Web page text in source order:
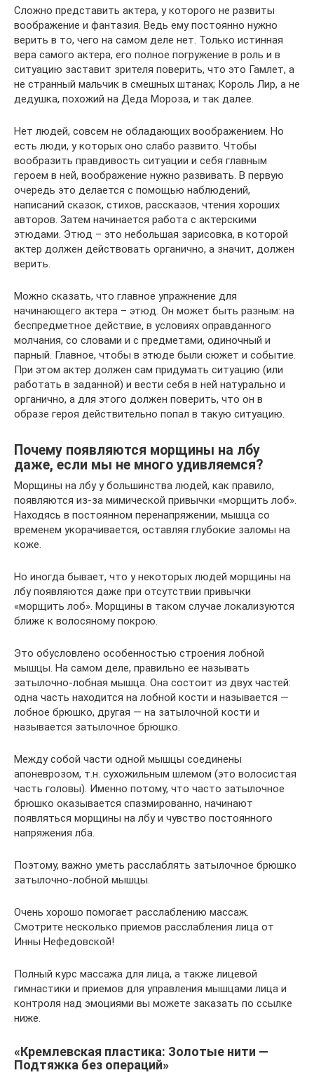
Сложно представить актера, у которого не развиты
воображение и фантазия. Ведь ему постоянно нужно
верить в то, чего на самом деле нет. Только истинная
вера самого актера, его полное погружение в роль и в
ситуацию заставит зрителя поверить, что это Гамлет, а
не странный мальчик в смешных штанах; Король Лир, а не
дедушка, похожий на Деда Мороза, и так далее.
Нет людей, совсем не обладающих воображением. Но
есть люди, у которых оно слабо развито. Чтобы
вообразить правдивость ситуации и себя главным
героем в ней, воображение нужно развивать. В первую
очередь это делается с помощью наблюдений,
написаний сказок, стихов, рассказов, чтения хороших
авторов. Затем начинается работа с актерскими
этюдами. Этюд – это небольшая зарисовка, в которой
актер должен действовать органично, а значит, должен
верить.
Можно сказать, что главное упражнение для
начинающего актера – этюд. Он может быть разным: на
беспредметное действие, в условиях оправданного
молчания, со словами и с предметами, одиночный и
парный. Главное, чтобы в этюде были сюжет и событие.
При этом актер должен сам придумать ситуацию (или
работать в заданной) и вести себя в ней натурально и
органично, а для этого должен поверить, что он в
образе героя действительно попал в такую ситуацию.
Почему появляются морщины на лбу
даже, если мы не много удивляемся?
Морщины на лбу у большинства людей, как правило,
появляются из-за мимической привычки «морщить лоб».
Находясь в постоянном перенапряжении, мышца со
временем укорачивается, оставляя глубокие заломы на
коже.
Но иногда бывает, что у некоторых людей морщины на
лбу появляются даже при отсутствии привычки
«морщить лоб». Морщины в таком случае локализуются
ближе к волосяному покрою.
Это обусловлено особенностью строения лобной
мышцы. На самом деле, правильно ее называть
затылочно-лобная мышца. Она состоит из двух частей:
одна часть находится на лобной кости и называется —
лобное брюшко, другая — на затылочной кости и
называется затылочное брюшко.
Между собой части одной мышцы соединены
апоневрозом, т.н. сухожильным шлемом (это волосистая
часть головы). Именно потому, что часто затылочное
брюшко оказывается спазмированно, начинают
появляться морщины на лбу и чувство постоянного
напряжения лба.
Поэтому, важно уметь расслаблять затылочное брюшко
затылочно-лобной мышцы.
Очень хорошо помогает расслаблению массаж.
Смотрите несколько приемов расслабления лица от
Инны Нефедовской!
Полный курс массажа для лица, а также лицевой
гимнастики и приемов для управления мышцами лица и
контроля над эмоциями вы можете заказать по ссылке
ниже.
«Кремлевская пластика: Золотые нити —
Подтяжка без операций»